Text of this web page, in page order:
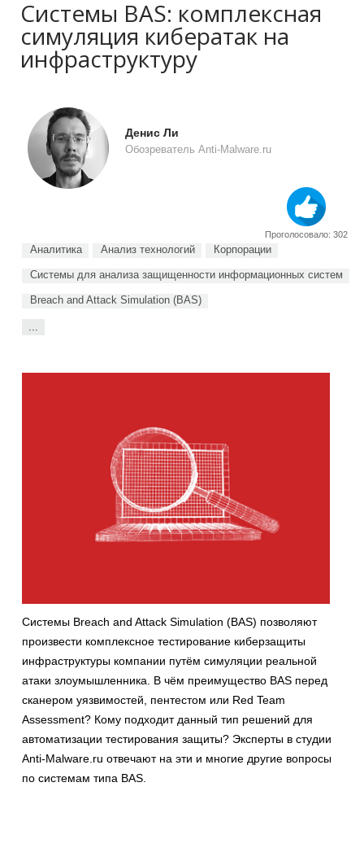
Системы BAS: комплексная
симуляция кибератак на
инфраструктуру
Денис Ли
Обозреватель Anti-Malware.ru
Проголосовало: 302
Аналитика Анализ технологий Корпорации
Системы для анализа защищенности информационных систем
Breach and Attack Simulation (BAS)
...
Системы Breach and Attack Simulation (BAS) позволяют
произвести комплексное тестирование киберзащиты
инфраструктуры компании путём симуляции реальной
атаки злоумышленника. В чём преимущество BAS перед
сканером уязвимостей, пентестом или Red Team
Assessment? Кому подходит данный тип решений для
автоматизации тестирования защиты? Эксперты в студии
Anti-Malware.ru отвечают на эти и многие другие вопросы
по системам типа BAS.